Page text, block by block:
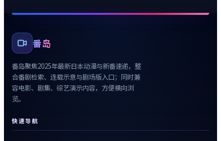
番岛
番岛聚焦2025年最新日本动漫与新番速递，整
合番剧检索、连载示意与剧场版入口；同时兼
容电影、剧集、综艺演示内容，方便横向浏
览。
快速导航